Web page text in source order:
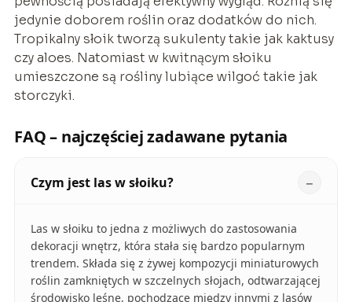
jedynie doborem roślin oraz dodatków do nich.
Tropikalny słoik tworzą sukulenty takie jak kaktusy
czy aloes. Natomiast w kwitnącym słoiku
umieszczone są rośliny lubiące wilgoć takie jak
storczyki.
FAQ – najczęściej zadawane pytania
Czym jest las w słoiku?
Las w słoiku to jedna z możliwych do zastosowania
dekoracji wnętrz, która stała się bardzo popularnym
trendem. Składa się z żywej kompozycji miniaturowych
roślin zamkniętych w szczelnych słojach, odtwarzającej
środowisko leśne, pochodzące między innymi z lasów